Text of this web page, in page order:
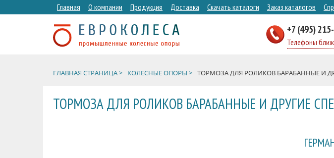
Главная О компании Продукция Доставка Скачать каталоги Заказ каталогов
+7 (495)
Телефоны
ГЛАВНАЯ СТРАНИЦА > КОЛЕСНЫЕ ОПОРЫ > ТОРМОЗА ДЛЯ РОЛИКОВ БАРАБАННЫЕ И
ТОРМОЗА ДЛЯ РОЛИКОВ БАРАБАННЫЕ И ДРУГИЕ